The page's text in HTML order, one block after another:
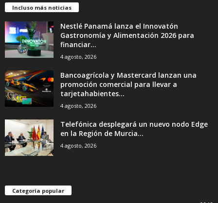
Incluso más noticias
Nestlé Panamá lanza el Innovatón
Gastronomía y Alimentación 2026 para
financiar...
4 agosto, 2026
Bancoagrícola y Mastercard lanzan una
promoción comercial para llevar a
tarjetahabientes...
4 agosto, 2026
Telefónica desplegará un nuevo nodo Edge
en la Región de Murcia...
4 agosto, 2026
Categoría popular